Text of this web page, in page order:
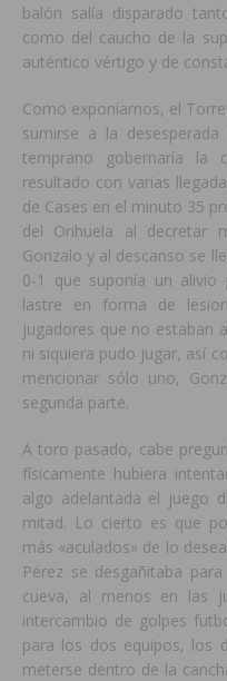
balón salía disparado
como del caucho de la
auténtico vértigo y de
Como exponíamos, el
sumirse a la
temprano gobernaría la
resultado con varias
de Cases en el minuto 35
del Orihuela al decretar
Gonzalo y al descanso se
0-1 que suponía un
lastre en forma de
jugadores que no estaban
ni siquiera pudo jugar, así
mencionar sólo uno,
segunda parte.
A toro pasado, cabe
físicamente hubiera
algo adelantada el juego
mitad. Lo cierto es que
más «aculados» de lo
Pérez se desgañitaba
cueva, al menos en las
intercambio de golpes
para los dos equipos, los
meterse dentro de la